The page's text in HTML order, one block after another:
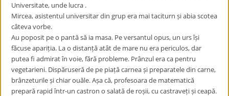
Universitate, unde lucra .
Mircea, asistentul universitar din grup era mai taciturn și abia scotea
câteva vorbe.
Au poposit pe o pantă să ia masa. Pe versantul opus, un urs își
făcuse apariția. La o distanță atât de mare nu era periculos, dar
putea fi admirat în voie, fără probleme. Prânzul era ca pentru
vegetarieni. Dispăruseră de pe piață carnea și preparatele din carne,
brânzeturile și chiar ouăle. Așa că, profesoara de matematică
prepară rapid într-un castron o salată de roșii, cu castraveți și ceapă.